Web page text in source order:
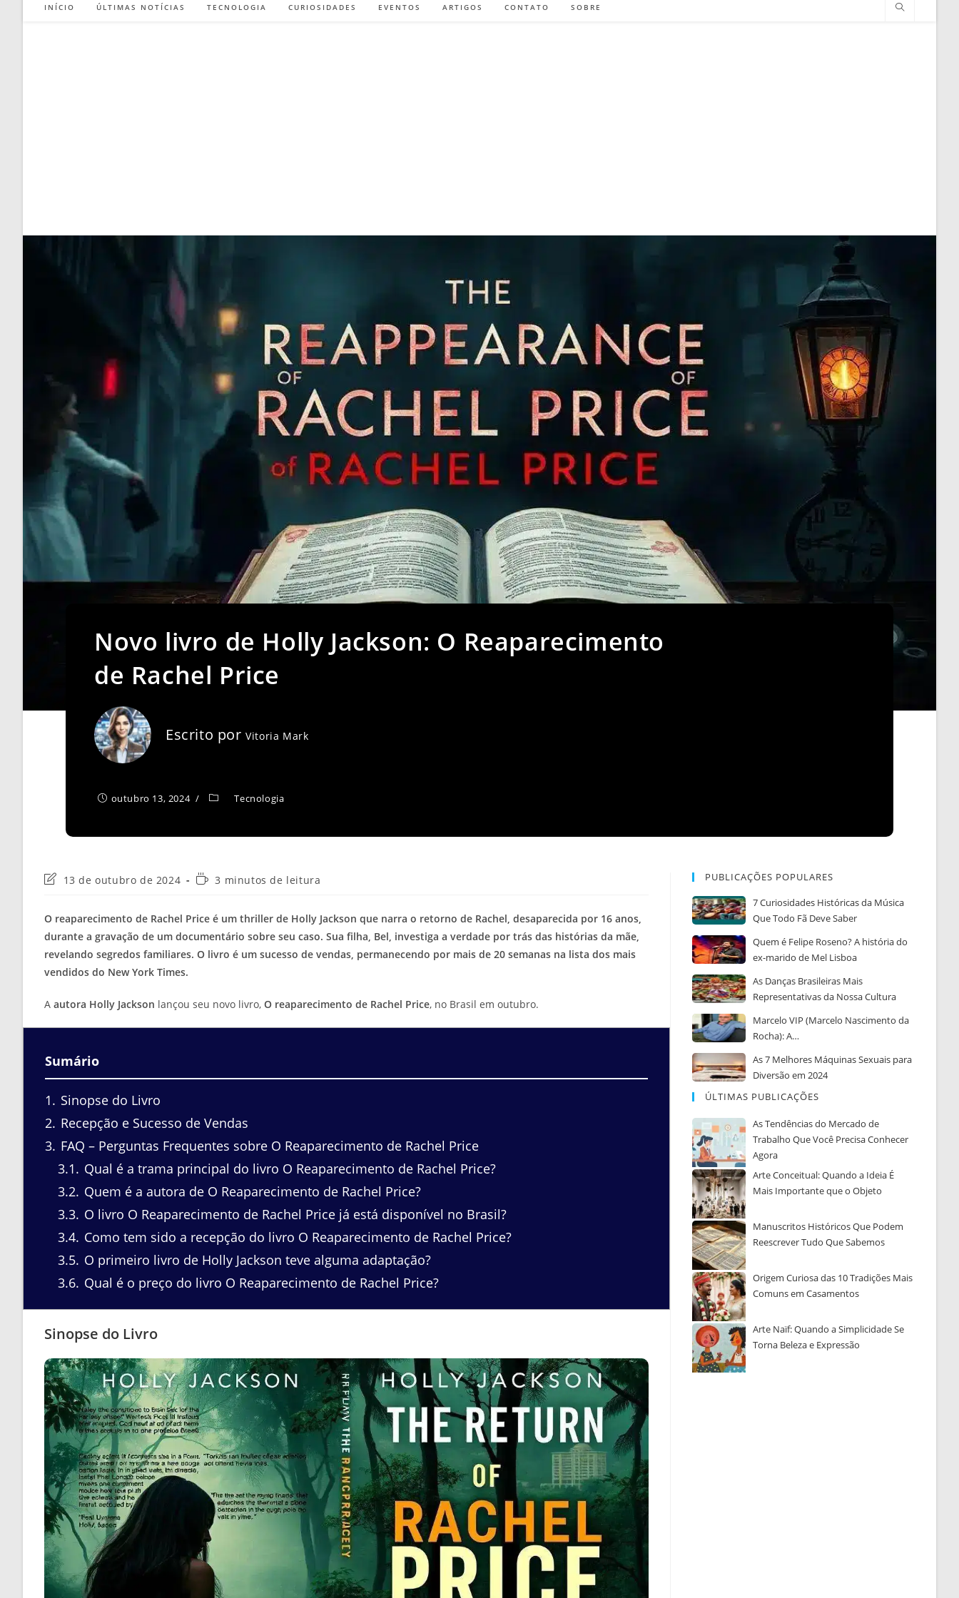
INÍCIO ÚLTIMAS NOTÍCIAS TECNOLOGIA CURIOSIDADES EVENTOS ARTIGOS CONTATO SOBRE
Novo livro de Holly Jackson: O Reaparecimento
de Rachel Price
Escrito porVitoria Mark
outubro 13, 2024 Tecnologia
Última
post:
13 de outubro de 2024
Tempo3 minutos de leitura
O reaparecimento de Rachel Price é um thriller de Holly Jackson que narra o retorno de Rachel, desaparecida por 16 anos,
durante a gravação de um documentário sobre seu caso. Sua filha, Bel, investiga a verdade por trás das histórias da mãe,
revelando segredos familiares. O livro é um sucesso de vendas, permanecendo por mais de 20 semanas na lista dos mais
vendidos do New York Times.
A autora Holly Jackson lançou seu novo livro, O reaparecimento de Rachel Price, no Brasil em outubro.
Sumário
1
Sinopse do Livro
2 Recepção e Sucesso de Vendas
3 FAQ – Perguntas Frequentes sobre O Reaparecimento de Rachel Price
3.1
Qual é a trama principal do livro O Reaparecimento de Rachel Price?
3.2 Quem é a autora de O Reaparecimento de Rachel Price?
3.3 O livro O Reaparecimento de Rachel Price já está disponível no Brasil?
3.4 Como tem sido a recepção do livro O Reaparecimento de Rachel Price?
3.5 O primeiro livro de Holly Jackson teve alguma adaptação?
3.6 Qual é o preço do livro O Reaparecimento de Rachel Price?
Sinopse do Livro
PUBLICAÇÕES POPULARES
7 Curiosidades Históricas da Música
Que Todo Fã Deve Saber
Quem é Felipe Roseno? A história do
ex-marido de Mel Lisboa
As Danças Brasileiras Mais
Representativas da Nossa Cultura
Marcelo VIP (Marcelo Nascimento da
Rocha): A…
As 7 Melhores Máquinas Sexuais para
Diversão em 2024
ÚLTIMAS PUBLICAÇÕES
As Tendências do Mercado de
Trabalho Que Você Precisa Conhecer
Agora
Arte Conceitual: Quando a Ideia É
Mais Importante que o Objeto
Manuscritos Históricos Que Podem
Reescrever Tudo Que Sabemos
Origem Curiosa das 10 Tradições Mais
Comuns em Casamentos
Arte Naïf: Quando a Simplicidade Se
Torna Beleza e Expressão